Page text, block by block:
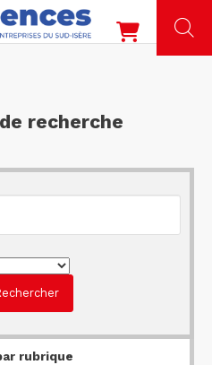
recherche
rubrique